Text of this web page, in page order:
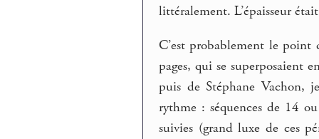
littéralement. L’épaisseur
C’est probablement le point
pages, qui se superposaient
puis de Stéphane Vachon,
rythme : séquences de 14
suivies (grand luxe de ces